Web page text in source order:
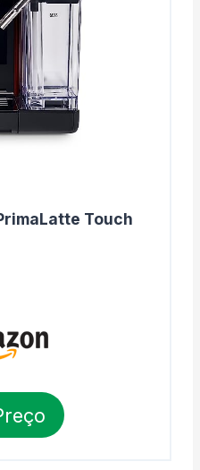
Touch